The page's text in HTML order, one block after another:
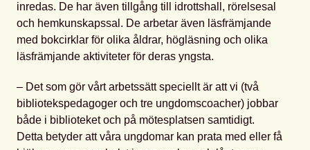
inredas. De har även tillgång till idrottshall, rörelsesal
och hemkunskapssal. De arbetar även läsfrämjande
med bokcirklar för olika åldrar, högläsning och olika
läsfrämjande aktiviteter för deras yngsta.
– Det som gör vårt arbetssätt speciellt är att vi (två
bibliotekspedagoger och tre ungdomscoacher) jobbar
både i biblioteket och på mötesplatsen samtidigt.
Detta betyder att våra ungdomar kan prata med eller få